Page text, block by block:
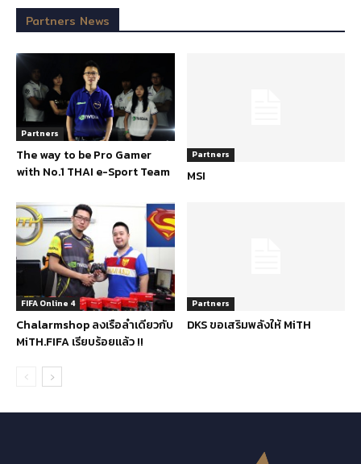
Partners News
Partners
The way to be Pro Gamer
with No.1 THAI e-Sport Team
Partners
MSI
FIFA Online 4
Chalarmshop ลงเรือลำเดียวกับ
MiTH.FIFA เรียบร้อยแล้ว !!
Partners
DKS ขอเสริมพลังให้ MiTH